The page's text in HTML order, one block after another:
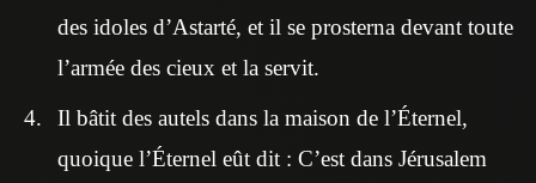
des idoles d’Astarté, et il se prosterna devant toute
l’armée des cieux et la servit.
Il bâtit des autels dans la maison de l’Éternel,
quoique l’Éternel eût dit : C’est dans Jérusalem